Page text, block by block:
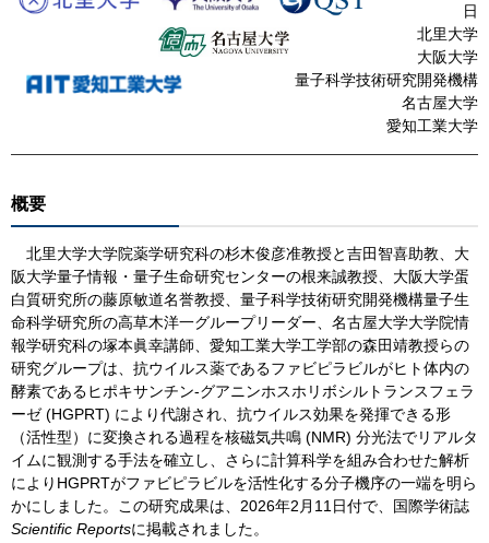
日
北里大学
大阪大学
量子科学技術研究開発機構
名古屋大学
愛知工業大学
概要
北里大学大学院薬学研究科の杉木俊彦准教授と吉田智喜助教、大
阪大学量子情報・量子生命研究センターの根来誠教授、大阪大学蛋
白質研究所の藤原敏道名誉教授、量子科学技術研究開発機構量子生
命科学研究所の高草木洋一グループリーダー、名古屋大学大学院情
報学研究科の塚本眞幸講師、愛知工業大学工学部の森田靖教授らの
研究グループは、抗ウイルス薬であるファビピラビルがヒト体内の
酵素であるヒポキサンチン-グアニンホスホリボシルトランスフェラ
ーゼ (HGPRT) により代謝され、抗ウイルス効果を発揮できる形
（活性型）に変換される過程を核磁気共鳴 (NMR) 分光法でリアルタ
イムに観測する手法を確立し、さらに計算科学を組み合わせた解析
によりHGPRTがファビピラビルを活性化する分子機序の一端を明ら
かにしました。この研究成果は、2026年2月11日付で、国際学術誌
Scientific Reportsに掲載されました。